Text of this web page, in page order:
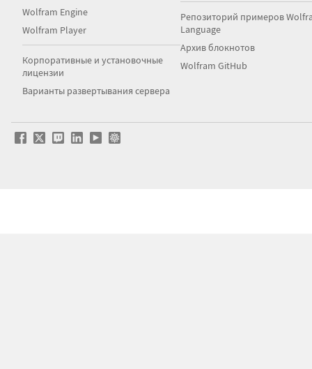
Wolfram Engine
Wolfram Player
Корпоративные и установочные
лицензии
Варианты развертывания сервера
Репозиторий примеров
Language
Архив блокнотов
Wolfram GitHub